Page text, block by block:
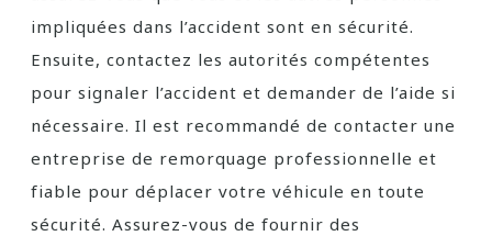
impliquées dans l’accident sont en sécurité.
Ensuite, contactez les autorités compétentes
pour signaler l’accident et demander de l’aide si
nécessaire. Il est recommandé de contacter une
entreprise de remorquage professionnelle et
fiable pour déplacer votre véhicule en toute
sécurité. Assurez-vous de fournir des